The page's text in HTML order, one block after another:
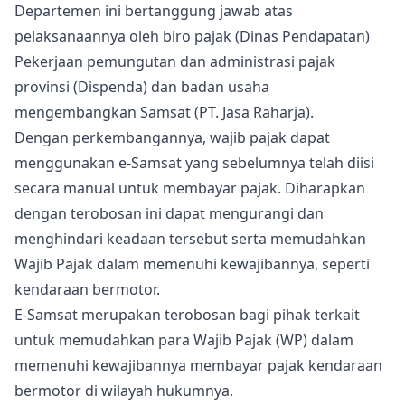
Departemen ini bertanggung jawab atas
pelaksanaannya oleh biro pajak (Dinas Pendapatan)
Pekerjaan pemungutan dan administrasi pajak
provinsi (Dispenda) dan badan usaha
mengembangkan Samsat (PT. Jasa Raharja).
Dengan perkembangannya, wajib pajak dapat
menggunakan e-Samsat yang sebelumnya telah diisi
secara manual untuk membayar pajak. Diharapkan
dengan terobosan ini dapat mengurangi dan
menghindari keadaan tersebut serta memudahkan
Wajib Pajak dalam memenuhi kewajibannya, seperti
kendaraan bermotor.
E-Samsat merupakan terobosan bagi pihak terkait
untuk memudahkan para Wajib Pajak (WP) dalam
memenuhi kewajibannya membayar pajak kendaraan
bermotor di wilayah hukumnya.